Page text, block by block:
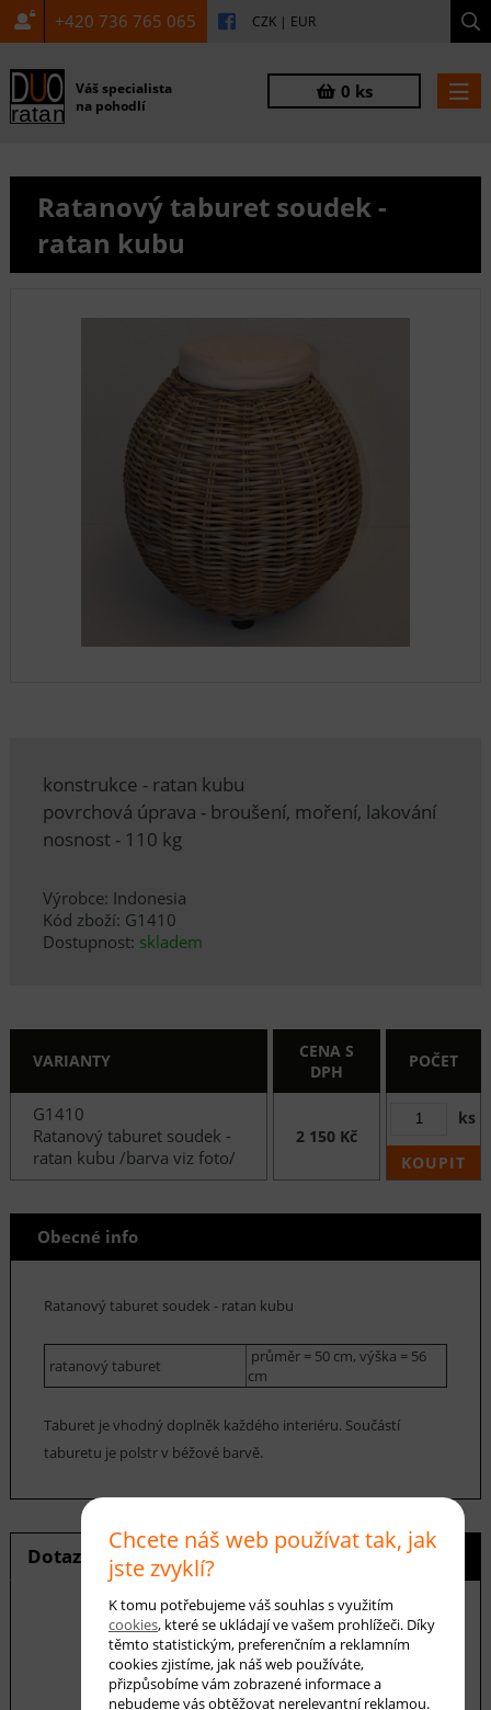
+420 736 765 065 CZK | EUR
Váš specialista
na pohodlí
0 ks
Ratanový taburet soudek -
ratan kubu
konstrukce - ratan kubu
povrchová úprava - broušení, moření, lakování
nosnost - 110 kg
Výrobce: Indonesia
Kód zboží: G1410
Dostupnost: skladem
VARIANTY
CENA S
DPH
POČET
G1410
Ratanový taburet soudek -
ratan kubu /barva viz foto/
2 150 Kč
ks
KOUPIT
Obecné info
Ratanový taburet soudek - ratan kubu
ratanový taburet
průměr = 50 cm, výška = 56
cm
Taburet je vhodný doplněk každého interiéru. Součástí
taburetu je polstr v béžové barvě.
Dotaz na produkt Hlídání ceny
E-mail *
Chcete náš web používat tak, jak
jste zvyklí?
K tomu potřebujeme váš souhlas s využitím
cookies, které se ukládají ve vašem prohlížeči. Díky
těmto statistickým, preferenčním a reklamním
cookies zjistíme, jak náš web používáte,
přizpůsobíme vám zobrazené informace a
nebudeme vás obtěžovat nerelevantní reklamou.